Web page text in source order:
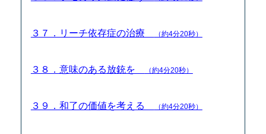
３７．リーチ依存症の治療 （約4分20秒）
３８．意味のある放銃を （約4分20秒）
３９．和了の価値を考える （約4分20秒）